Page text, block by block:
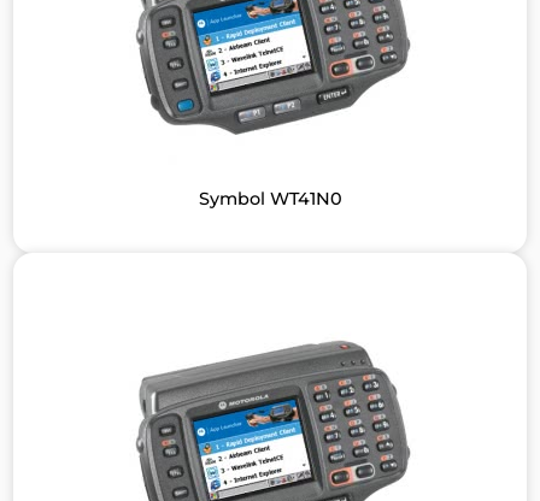
Symbol WT41N0